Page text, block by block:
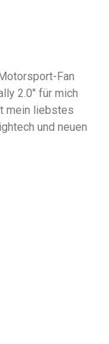
Fan
2.0" für mich
mein liebstes
und neuen